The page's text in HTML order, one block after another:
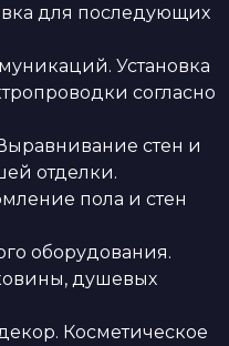
для последующих
Установка
согласно
стен и
отделки.
пола и стен
оборудования.
душевых
Косметическое